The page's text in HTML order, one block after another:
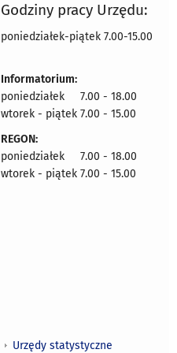
Godziny pracy Urzędu:
poniedziałek-piątek 7.00-15.00
Informatorium:
poniedziałek 7.00 - 18.00
wtorek - piątek 7.00 - 15.00
REGON:
poniedziałek 7.00 - 18.00
wtorek - piątek 7.00 - 15.00
Urzędy statystyczne